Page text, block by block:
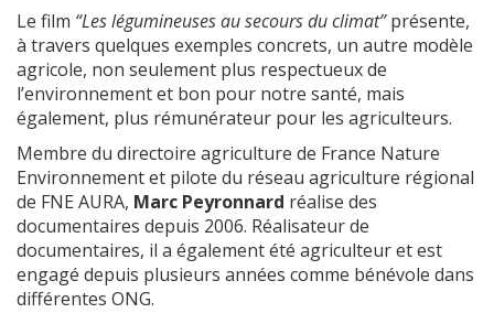
Le film “Les légumineuses au secours du climat”présente,
à travers quelques exemples concrets, un autre modèle
agricole, non seulement plus respectueux de
l’environnement et bon pour notre santé, mais
également, plus rémunérateur pour les agriculteurs.
Membre du directoire agriculture de France Nature
Environnement et pilote du réseau agriculture régional
de FNE AURA, Marc Peyronnard réalise des
documentaires depuis 2006. Réalisateur de
documentaires, il a également été agriculteur et est
engagé depuis plusieurs années comme bénévole dans
différentes ONG.